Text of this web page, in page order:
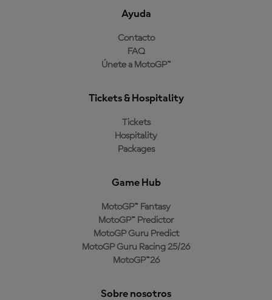
Ayuda
Contacto
FAQ
Únete a MotoGP™
Tickets & Hospitality
Tickets
Hospitality
Packages
Game Hub
MotoGP™ Fantasy
MotoGP™ Predictor
MotoGP Guru Predict
MotoGP Guru Racing 25/26
MotoGP™26
Sobre nosotros